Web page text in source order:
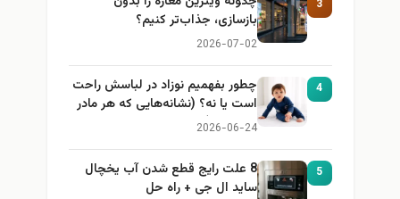
3
بازسازی، جذاب‌تر کنیم؟
2026-07-02
4
چطور بفهمیم نوزاد در لباسش راحت
است یا نه؟ (نشانه‌هایی که هر مادر
باید بداند)
2026-06-24
5
8 علت رایج قطع شدن آب یخچال
ساید ال جی + راه حل